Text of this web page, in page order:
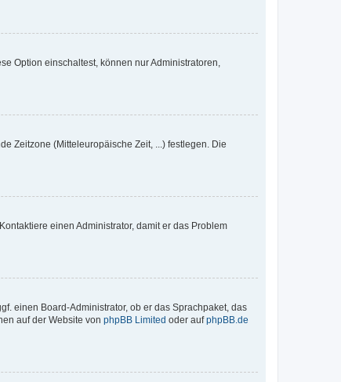
Option einschaltest, können nur Administratoren,
Zeitzone (Mitteleuropäische Zeit, ...) festlegen. Die
einen Administrator, damit er das Problem
einen Board-Administrator, ob er das Sprachpaket, das
auf der Website von phpBB Limited oder aufphpBB.de